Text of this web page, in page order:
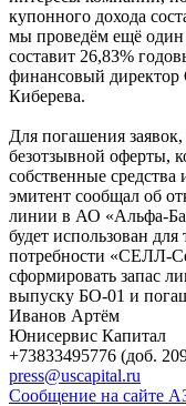
купонного дохода
мы проведём ещё один
составит 26,83%
финансовый
Киберева.
Для погашения
безотзывной оферты,
собственные
эмитент сообщал об
линии в АО «Альфа-
будет использован
потребности «СЕЛЛ-
сформировать запас
выпуску БО-01 и
Иванов Артём
Юнисервис Капитал
+73833495776 (доб.
press@uscapital.ru
Сообщение на сайте